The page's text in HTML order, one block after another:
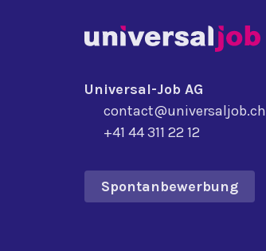
Universal-Job AG
contact@universaljob.ch
+41 44 311 22 12
Spontanbewerbung